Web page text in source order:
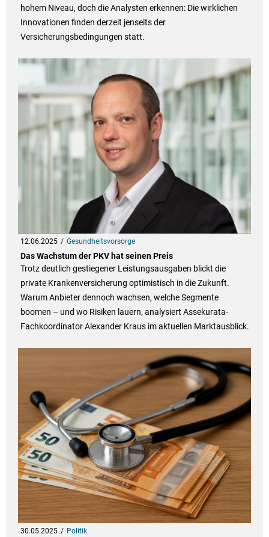
hohem Niveau, doch die Analysten erkennen: Die wirklichen
Innovationen finden derzeit jenseits der
Versicherungsbedingungen statt.
12.06.2025 Gesundheitsvorsorge
Das Wachstum der PKV hat seinen Preis
Trotz deutlich gestiegener Leistungsausgaben blickt die
private Krankenversicherung optimistisch in die Zukunft.
Warum Anbieter dennoch wachsen, welche Segmente
boomen – und wo Risiken lauern, analysiert Assekurata-
Fachkoordinator Alexander Kraus im aktuellen Marktausblick.
30.05.2025 Politik